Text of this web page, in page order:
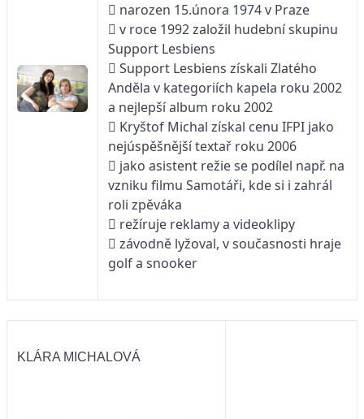
 narozen 15.února 1974 v Praze
 v roce 1992 založil hudební skupinu
Support Lesbiens
 Support Lesbiens získali Zlatého
Anděla v kategoriích kapela roku 2002
a nejlepší album roku 2002
 Kryštof Michal získal cenu IFPI jako
nejúspěšnější textař roku 2006
 jako asistent režie se podílel např. na
vzniku filmu Samotáři, kde si i zahrál
roli zpěváka
 režíruje reklamy a videoklipy
 závodně lyžoval, v současnosti hraje
golf a snooker
KLÁRA MICHALOVÁ